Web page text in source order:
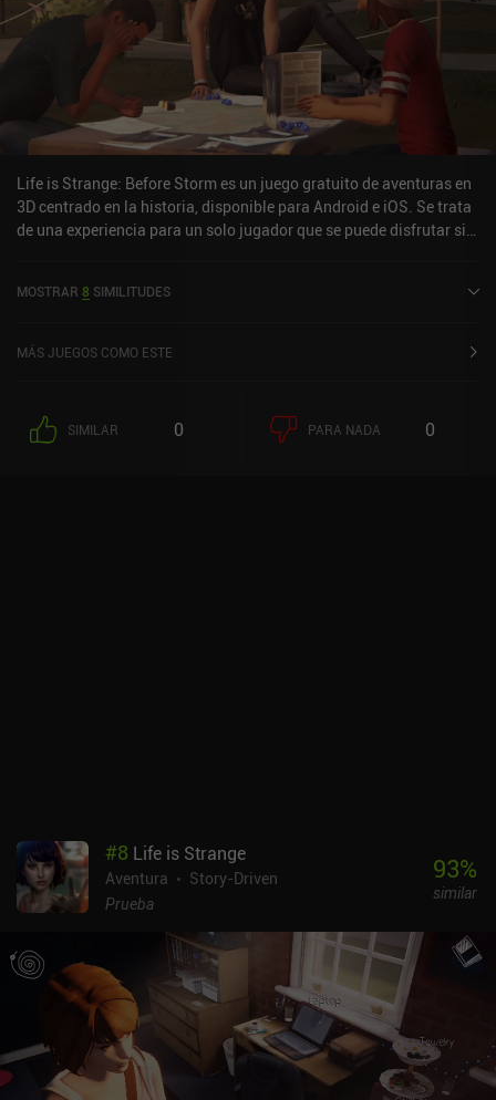
Life is Strange: Before Storm es un juego gratuito de aventuras en
3D centrado en la historia, disponible para Android e iOS. Se trata
de una experiencia para un solo jugador que se puede disfrutar sin
Storm se lanzó en septiembre de 2018 y tiene actualmente una
App Store de iOS.
MOSTRAR 8 SIMILITUDES
MÁS JUEGOS COMO ESTE
SIMILAR 0 PARA NADA 0
#8 Life is Strange
Aventura
Story-Driven
Prueba
93%
similar